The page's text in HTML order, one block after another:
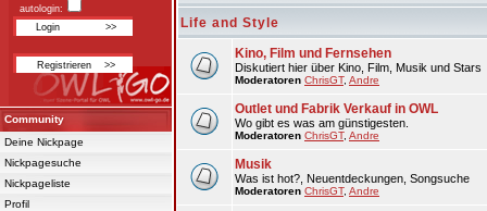
autologin:
Community
Deine Nickpage
Nickpagesuche
Nickpageliste
Profil
Life and Style
Kino, Film und Fernsehen
Diskutiert hier über Kino, Film, Musik und Stars
Moderatoren ChrisGT, Andre
Outlet und Fabrik Verkauf in OWL
Wo gibt es was am günstigesten.
Moderatoren ChrisGT, Andre
Musik
Was ist hot?, Neuentdeckungen, Songsuche
Moderatoren ChrisGT, Andre